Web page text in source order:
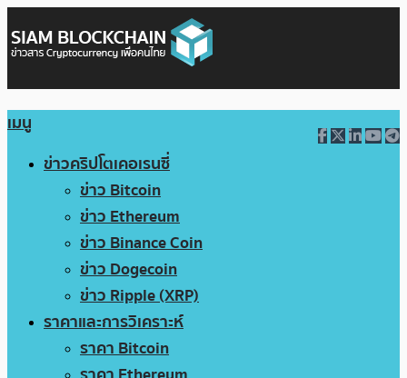
เมนู
ข่าวคริปโตเคอเรนซี่
ข่าว Bitcoin
ข่าว Ethereum
ข่าว Binance Coin
ข่าว Dogecoin
ข่าว Ripple (XRP)
ราคาและการวิเคราะห์
ราคา Bitcoin